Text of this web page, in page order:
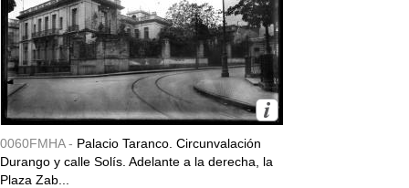
0060FMHA - Palacio Taranco. Circunvalación
Durango y calle Solís. Adelante a la derecha, la
Plaza Zab...